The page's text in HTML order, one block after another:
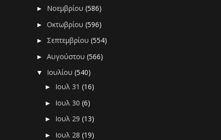
► Νοεμβρίου(586)
►Οκτωβρίου(596)
► Σεπτεμβρίου(554)
►Αυγούστου(566)
▼ Ιουλίου(540)
► Ιουλ 31(16)
► Ιουλ 30(6)
► Ιουλ 29(13)
► Ιουλ 28(19)